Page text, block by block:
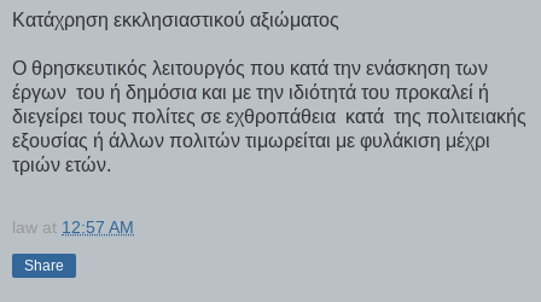
Κατάχρηση εκκλησιαστικού αξιώματος
Ο θρησκευτικός λειτουργός που κατά την ενάσκηση των
έργων του ή δημόσια και με την ιδιότητά του προκαλεί ή
διεγείρει τους πολίτες σε εχθροπάθεια κατά της πολιτειακής
εξουσίας ή άλλων πολιτών τιμωρείται με φυλάκιση μέχρι
τριών ετών.
law at 12:57 AM
Share